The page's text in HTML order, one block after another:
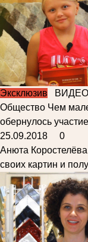
Эксклюзив
ВИДЕО
Общество Чем
обернулось
25.09.2018
0
Анюта
своих картин и